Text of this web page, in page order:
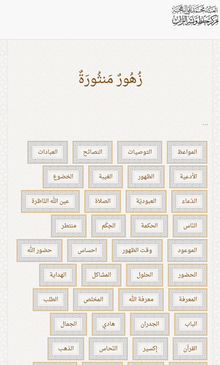
اشخاص: الامام الحسين (ع)
زُهُورٌ مَنثُورَةٌ
...
المواعظ التوصيات النصائح العبادات
الأدعية الظهور الغيبة الخضوع
الدّعاء العبوديّة الصلاة عين الله النّاظرة
النّاس الحكمة الحِكَم منتطر
الموعود وقت الظهور احساس حضور الله
الحضور الحلول المشاكل الهداية
المعرفة معرفة الله المخلص الطلب
الباب الجدران هادي الجمال
القرآن إكسير النّحاس الذهب